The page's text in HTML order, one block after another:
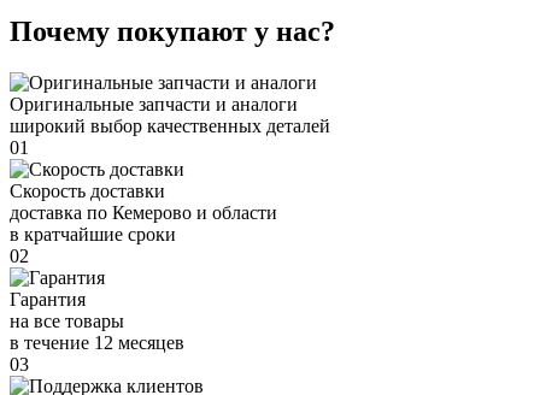
Почему покупают у нас?
Оригинальные запчасти и аналоги
широкий выбор качественных деталей
01
Скорость доставки
доставка по Кемерово и области
в кратчайшие сроки
02
Гарантия
на все товары
в течение 12 месяцев
03